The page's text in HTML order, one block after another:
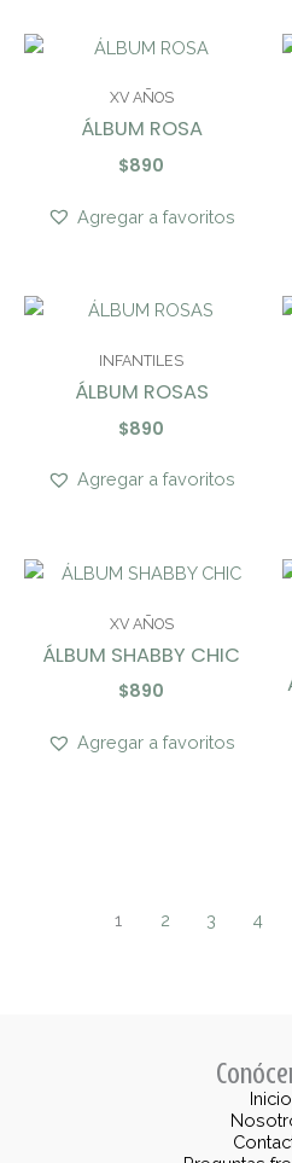
XV AÑOS
ÁLBUM ROSA
$890
Agregar a favoritos
INFANTILES
ÁLBUM ROSAS
$890
Agregar a favoritos
XV AÑOS
ÁLBUM SHABBY CHIC
$890
Agregar a favoritos
1 2 3 4
Inicio